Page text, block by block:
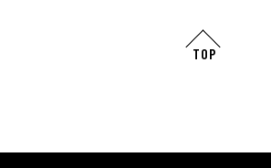
TOP